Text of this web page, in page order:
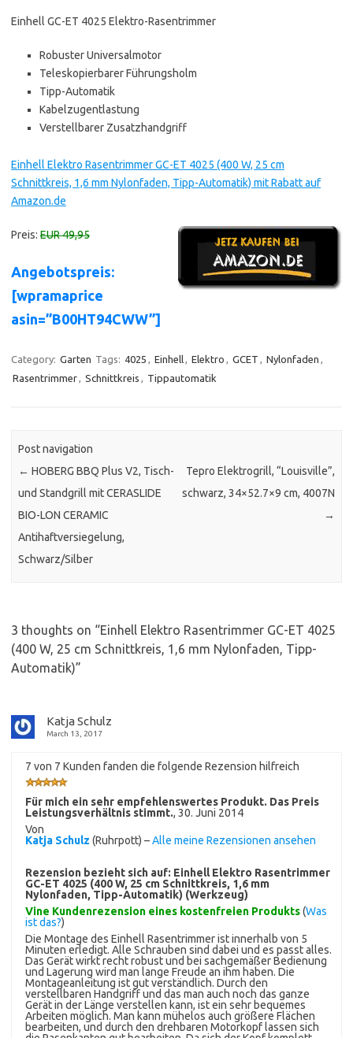
Einhell GC-ET 4025 Elektro-Rasentrimmer
Robuster Universalmotor
Teleskopierbarer Führungsholm
Tipp-Automatik
Kabelzugentlastung
Verstellbarer Zusatzhandgriff
Einhell Elektro Rasentrimmer GC-ET 4025 (400 W, 25 cm
Schnittkreis, 1,6 mm Nylonfaden, Tipp-Automatik) mit Rabatt auf
Amazon.de
Preis: EUR 49,95
Angebotspreis:
[wpramaprice
asin=”B00HT94CWW”]
Category: Garten Tags: 4025 , Einhell, Elektro , GCET , Nylonfaden ,
Rasentrimmer, Schnittkreis , Tippautomatik
Post navigation
← HOBERG BBQ Plus V2, Tisch-
und Standgrill mit CERASLIDE
BIO-LON CERAMIC
Antihaftversiegelung,
Schwarz/Silber
Tepro Elektrogrill, “Louisville”,
schwarz, 34×52.7×9 cm, 4007N
→
3 thoughts on “Einhell Elektro Rasentrimmer GC-ET 4025
(400 W, 25 cm Schnittkreis, 1,6 mm Nylonfaden, Tipp-
Automatik)”
Katja Schulz
March 13, 2017
7 von 7 Kunden fanden die folgende Rezension hilfreich
Für mich ein sehr empfehlenswertes Produkt. Das Preis
Leistungsverhältnis stimmt., 30. Juni 2014
Von
Katja Schulz (Ruhrpott) –Alle meine Rezensionen ansehen
Rezension bezieht sich auf: Einhell Elektro Rasentrimmer
GC-ET 4025 (400 W, 25 cm Schnittkreis, 1,6 mm
Nylonfaden, Tipp-Automatik) (Werkzeug)
Vine Kundenrezension eines kostenfreien Produkts(Was
ist das?)
Die Montage des Einhell Rasentrimmer ist innerhalb von 5
Minuten erledigt. Alle Schrauben sind dabei und es passt alles.
Das Gerät wirkt recht robust und bei sachgemäßer Bedienung
und Lagerung wird man lange Freude an ihm haben. Die
Montageanleitung ist gut verständlich. Durch den
verstellbaren Handgriff und das man auch noch das ganze
Gerät in der Länge verstellen kann, ist ein sehr bequemes
Arbeiten möglich. Man kann mühelos auch größere Flächen
bearbeiten, und durch den drehbaren Motorkopf lassen sich